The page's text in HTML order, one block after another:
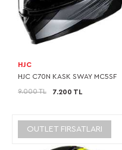
HJC
HJC C70N KASK SWAY MC5SF
9.000 TL 7.200 TL
OUTLET FIRSATLARI